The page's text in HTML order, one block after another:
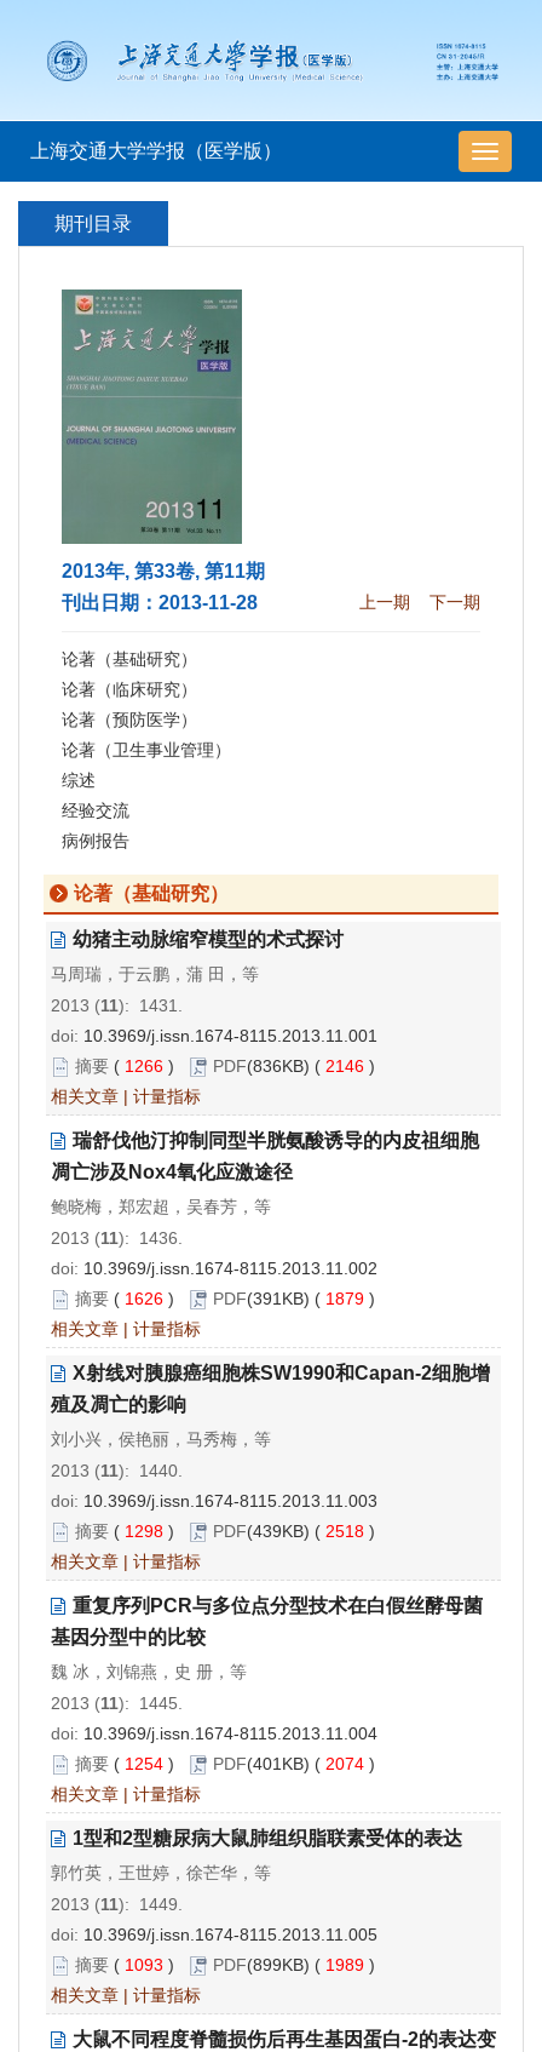
导
航
上海交通大学学报（医学版）
期刊目录
2013年, 第33卷, 第11期
刊出日期：2013-11-28
上一期 下一期
论著（基础研究）
论著（临床研究）
论著（预防医学）
论著（卫生事业管理）
综述
经验交流
病例报告
论著（基础研究）
幼猪主动脉缩窄模型的术式探讨
马周瑞，于云鹏，蒲 田，等
2013 (11): 1431.
doi: 10.3969/j.issn.1674-8115.2013.11.001
摘要 ( 1266 ) PDF(836KB) ( 2146 )
相关文章 | 计量指标
瑞舒伐他汀抑制同型半胱氨酸诱导的内皮祖细胞
凋亡涉及Nox4氧化应激途径
鲍晓梅，郑宏超，吴春芳，等
2013 (11): 1436.
doi: 10.3969/j.issn.1674-8115.2013.11.002
摘要 ( 1626 ) PDF(391KB) ( 1879 )
相关文章 | 计量指标
X射线对胰腺癌细胞株SW1990和Capan-2细胞增
殖及凋亡的影响
刘小兴，侯艳丽，马秀梅，等
2013 (11): 1440.
doi: 10.3969/j.issn.1674-8115.2013.11.003
摘要 ( 1298 ) PDF(439KB) ( 2518 )
相关文章 | 计量指标
重复序列PCR与多位点分型技术在白假丝酵母菌
基因分型中的比较
魏 冰，刘锦燕，史 册，等
2013 (11): 1445.
doi: 10.3969/j.issn.1674-8115.2013.11.004
摘要 ( 1254 ) PDF(401KB) ( 2074 )
相关文章 | 计量指标
1型和2型糖尿病大鼠肺组织脂联素受体的表达
郭竹英，王世婷，徐芒华，等
2013 (11): 1449.
doi: 10.3969/j.issn.1674-8115.2013.11.005
摘要 ( 1093 ) PDF(899KB) ( 1989 )
相关文章 | 计量指标
大鼠不同程度脊髓损伤后再生基因蛋白-2的表达变